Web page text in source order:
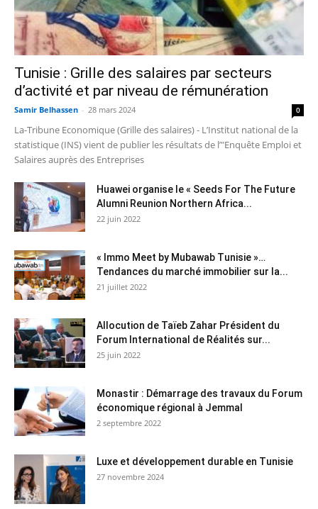
Tunisie : Grille des salaires par secteurs
d’activité et par niveau de rémunération
Samir Belhassen - 28 mars 2024 0
La-Tribune Economique (Grille des salaires) - L’Institut national de la
statistique (INS) vient de publier les résultats de l’"Enquête Emploi et
Salaires auprès des Entreprises
Huawei organise le « Seeds For The Future
Alumni Reunion Northern Africa...
22 juin 2022
« Immo Meet by Mubawab Tunisie »…
Tendances du marché immobilier sur la...
21 juillet 2022
Allocution de Taïeb Zahar Président du
Forum International de Réalités sur...
25 juin 2022
Monastir : Démarrage des travaux du Forum
économique régional à Jemmal
2 septembre 2022
Luxe et développement durable en Tunisie
27 novembre 2024